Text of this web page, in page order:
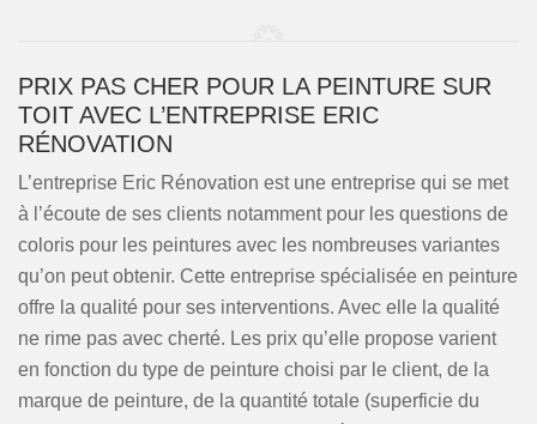
PRIX PAS CHER POUR LA PEINTURE SUR
TOIT AVEC L’ENTREPRISE ERIC
RÉNOVATION
L’entreprise Eric Rénovation est une entreprise qui se met
à l’écoute de ses clients notamment pour les questions de
coloris pour les peintures avec les nombreuses variantes
qu’on peut obtenir. Cette entreprise spécialisée en peinture
offre la qualité pour ses interventions. Avec elle la qualité
ne rime pas avec cherté. Les prix qu’elle propose varient
en fonction du type de peinture choisi par le client, de la
marque de peinture, de la quantité totale (superficie du